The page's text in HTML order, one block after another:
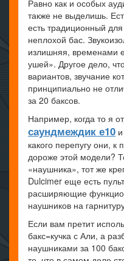
Равно как и особых
также не выделишь.
есть традиционный
неплохой бас.
излишняя, временами
ушей». Другое дело,
вариантов, звучание
принципиально не
за 20 баксов.
Например, когда то я
саундмеждик е10
какого перепугу они, к
дороже этой модели?
«наушника», тот же
Dulcimer еще есть
расширяющие
наушников на
Если вам претит
бакс=кучка с Али, а
наушниками за 100